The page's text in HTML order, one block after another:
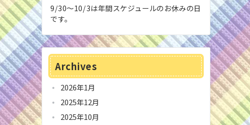
9/30〜10/3は年間スケジュールのお休みの日
です。
Archives
2026年1月
2025年12月
2025年10月